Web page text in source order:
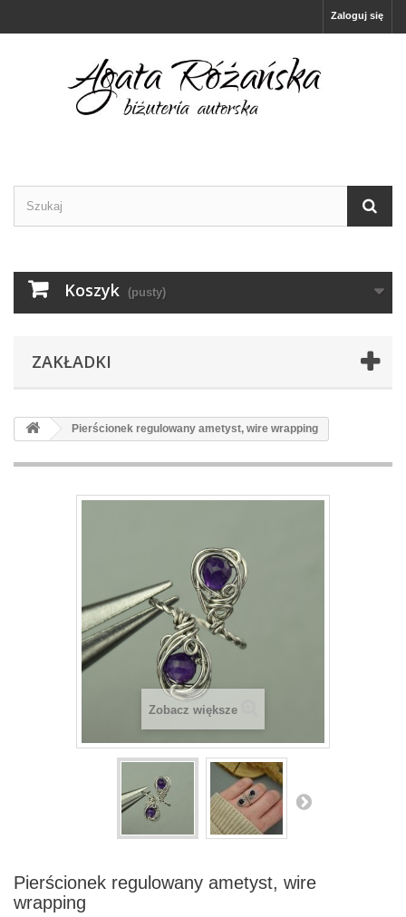
Zaloguj się
Koszyk (pusty)
ZAKŁADKI
Pierścionek regulowany ametyst, wire wrapping
Zobacz większe
Pierścionek regulowany ametyst, wire
wrapping